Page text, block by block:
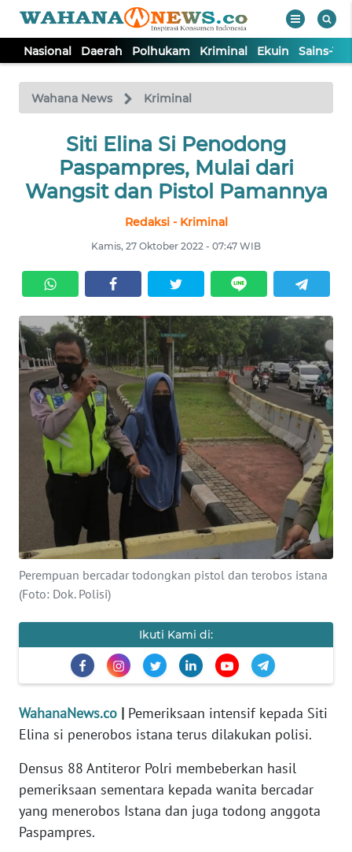
Nasional Daerah Polhukam Kriminal Ekuin Sains-
Wahana News Kriminal
Siti Elina Si Penodong
Paspampres, Mulai dari
Wangsit dan Pistol Pamannya
Redaksi - Kriminal
Kamis, 27 Oktober 2022 - 07:47 WIB
Perempuan bercadar todongkan pistol dan terobos istana
(Foto: Dok. Polisi)
Ikuti Kami di:
WahanaNews.co | Pemeriksaan intensif kepada Siti
Elina si penerobos istana terus dilakukan polisi.
Densus 88 Antiteror Polri membeberkan hasil
pemeriksaan sementara kepada wanita bercadar
yang menerobos Istana dan juga todong anggota
Paspampres.
TV
Tutup
NASIONAL
DAERAH
KRIMINAL
EKUIN
SAINS-TEKNO
KESEHATAN
INTERNASIONAL
SERBA-SERBI
PENDIDIKAN
OLAHRAGA
OPINI
EDITORIAL
Informasi
BERITA
KAMI